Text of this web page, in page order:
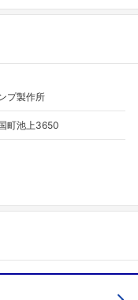
た
プ製作所
町池上3650